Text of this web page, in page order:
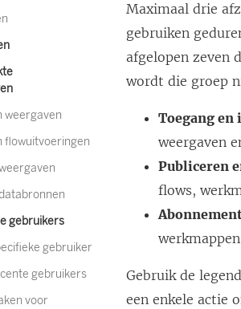
weergaven
flowuitvoeringen
gebruikers
gebruiker
gebruikers
voor
Maximaal drie
gebruiken
afgelopen zeven
wordt die groep
Toegang en
weergaven
Publiceren
flows,
Gebruik de
een enkele actie